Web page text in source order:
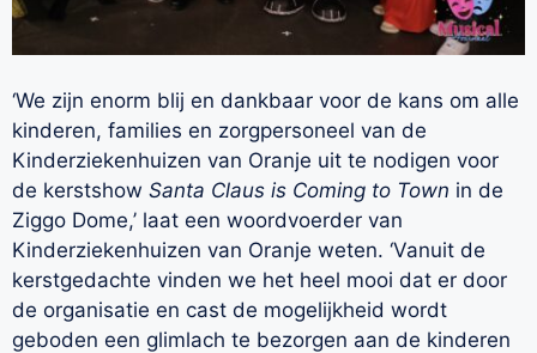
‘We zijn enorm blij en dankbaar voor de kans om alle
kinderen, families en zorgpersoneel van de
Kinderziekenhuizen van Oranje uit te nodigen voor
de kerstshow Santa Claus is Coming to Town in de
Ziggo Dome,’ laat een woordvoerder van
Kinderziekenhuizen van Oranje weten. ‘Vanuit de
kerstgedachte vinden we het heel mooi dat er door
de organisatie en cast de mogelijkheid wordt
geboden een glimlach te bezorgen aan de kinderen